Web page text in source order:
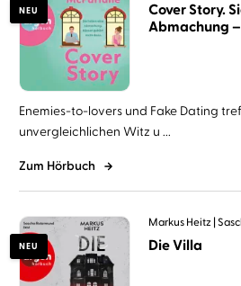
NEU
Cover Story.
Enemies-to-lovers und Fake Dating
unvergleichlichen Witz u ...
Zum Hörbuch
NEU
Markus Heitz
Die Villa